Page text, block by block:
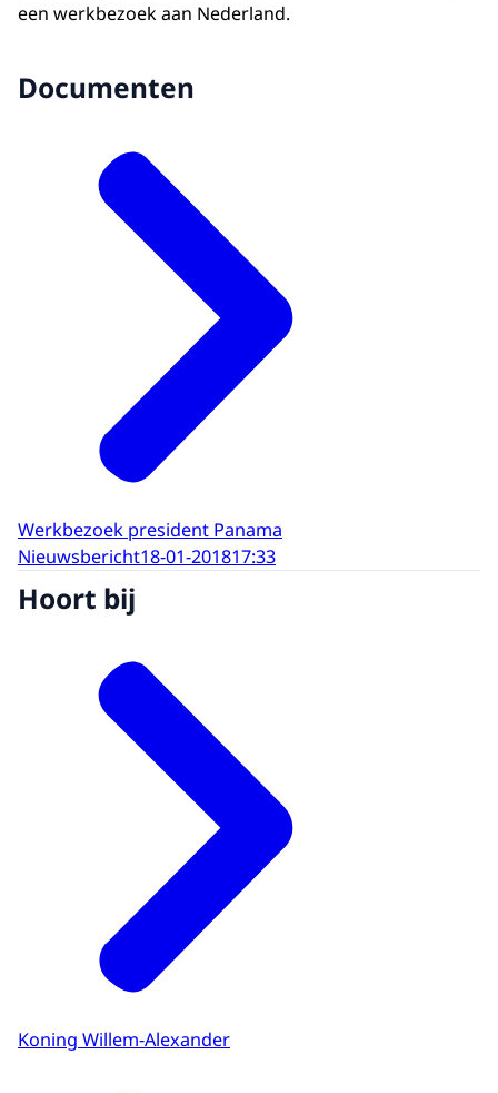
een werkbezoek aan Nederland.
Documenten
Werkbezoek president Panama
Nieuwsbericht18-01-201817:33
Hoort bij
Koning Willem-Alexander